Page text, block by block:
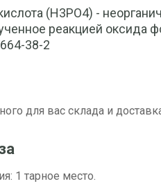
(H3PO4) -
реакцией оксида
38-2
для вас склада и
1 тарное место.